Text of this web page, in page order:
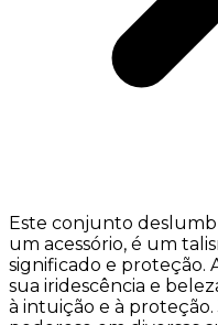
Este conjunto
um acessório, é um
significado e proteção.
sua iridescência e
à intuição e à proteção.